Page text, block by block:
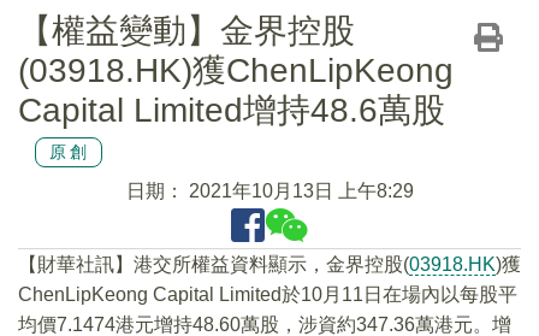
【權益變動】金界控股
(03918.HK)獲ChenLipKeong
Capital Limited增持48.6萬股
原創
日期： 2021年10月13日 上午8:29
【財華社訊】港交所權益資料顯示，金界控股(03918.HK)獲
ChenLipKeong Capital Limited於10月11日在場內以每股平
均價7.1474港元增持48.60萬股，涉資約347.36萬港元。增